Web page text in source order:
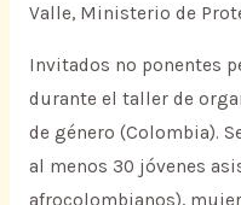
Valle, Ministerio de
Invitados no ponentes
durante el taller de
de género (Colombia).
al menos 30 jóvenes
afrocolombianos),